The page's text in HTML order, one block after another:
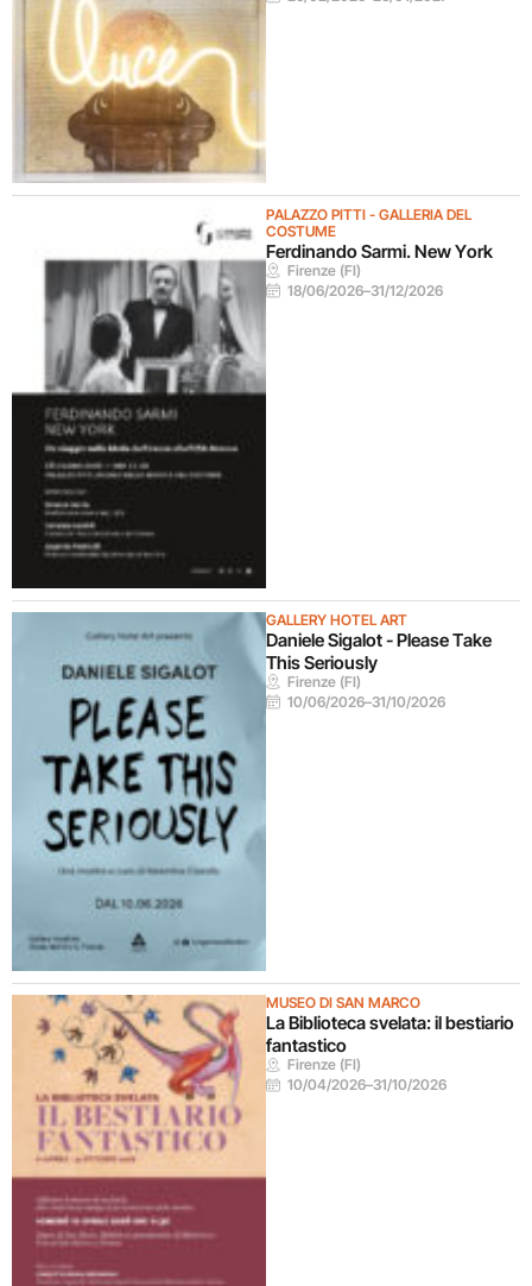
PALAZZO PITTI - GALLERIA DEL
COSTUME
Ferdinando Sarmi. New York
Firenze (FI)
18/06/2026–31/12/2026
GALLERY HOTEL ART
Daniele Sigalot - Please Take
This Seriously
Firenze (FI)
10/06/2026–31/10/2026
MUSEO DI SAN MARCO
La Biblioteca svelata: il bestiario
fantastico
Firenze (FI)
10/04/2026–31/10/2026